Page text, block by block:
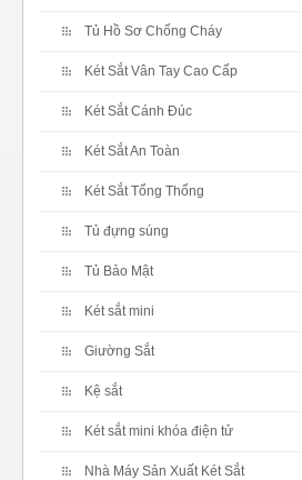
Tủ Hồ Sơ Chống Cháy
Két Sắt Vân Tay Cao Cấp
Két Sắt Cánh Đúc
Két Sắt An Toàn
Két Sắt Tổng Thống
Tủ đựng súng
Tủ Bảo Mật
Két sắt mini
Giường Sắt
Kệ sắt
Két sắt mini khóa điện tử
Nhà Máy Sản Xuất Két Sắt